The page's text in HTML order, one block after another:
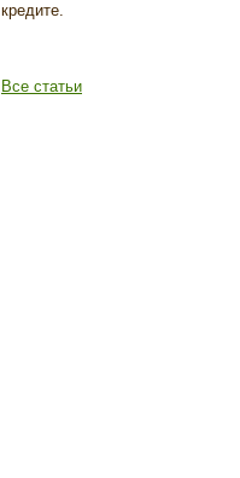
кредите.
Все статьи